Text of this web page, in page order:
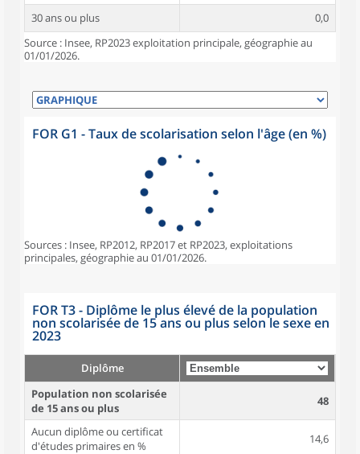
30 ans ou plus
0,0
Source : Insee, RP2023 exploitation principale, géographie au
01/01/2026.
FOR G1 - Taux de scolarisation selon l'âge (en %)
Sources : Insee, RP2012, RP2017 et RP2023, exploitations
principales, géographie au 01/01/2026.
FOR T3 - Diplôme le plus élevé de la population
non scolarisée de 15 ans ou plus selon le sexe en
2023
Diplôme
Population non scolarisée
de 15 ans ou plus
48
Aucun diplôme ou certificat
d'études primaires en %
14,6